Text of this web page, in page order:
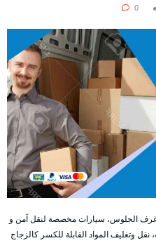
0
الجلوس، سيارات مخصصة لنقل آمن و
وتغليف المواد القابلة للكسر كالزجاج